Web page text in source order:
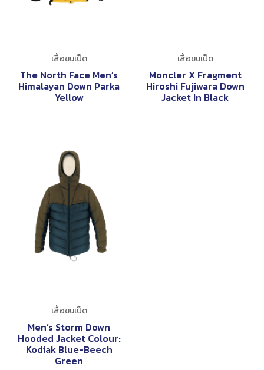
เสื้อขนเป็ด
The North Face Men’s
Himalayan Down Parka
Yellow
เสื้อขนเป็ด
Moncler X Fragment
Hiroshi Fujiwara Down
Jacket In Black
เสื้อขนเป็ด
Men’s Storm Down
Hooded Jacket Colour:
Kodiak Blue-Beech
Green